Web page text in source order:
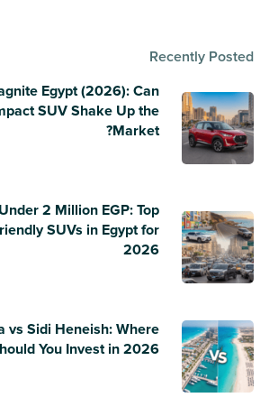
Recently Posted
Egypt (2026): Can
SUV Shake Up the
Market?
2 Million EGP: Top
SUVs in Egypt for
2026
vs Sidi Heneish: Where
You Invest in 2026?